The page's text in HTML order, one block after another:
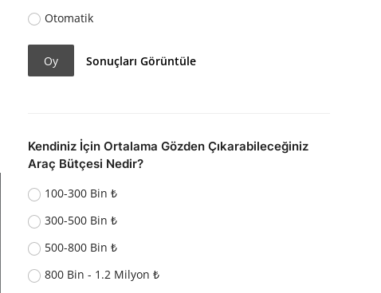
Otomatik
Oy Sonuçları Görüntüle
Kendiniz İçin Ortalama Gözden Çıkarabileceğiniz
Araç Bütçesi Nedir?
100-300 Bin ₺
300-500 Bin ₺
500-800 Bin ₺
800 Bin - 1.2 Milyon ₺